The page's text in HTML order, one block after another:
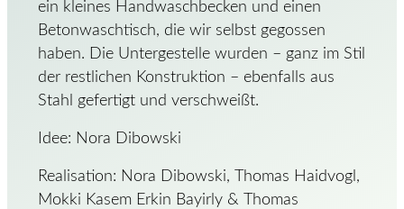
ein kleines Handwaschbecken und einen
Betonwaschtisch, die wir selbst gegossen
haben. Die Untergestelle wurden – ganz im Stil
der restlichen Konstruktion – ebenfalls aus
Stahl gefertigt und verschweißt.
Idee: Nora Dibowski
Realisation: Nora Dibowski, Thomas Haidvogl,
Mokki Kasem Erkin Bayirly & Thomas